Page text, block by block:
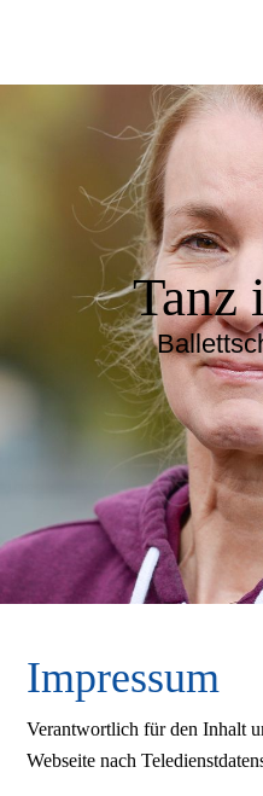
Tanz
Impressum
Verantwortlich für den Inhalt
Webseite nach